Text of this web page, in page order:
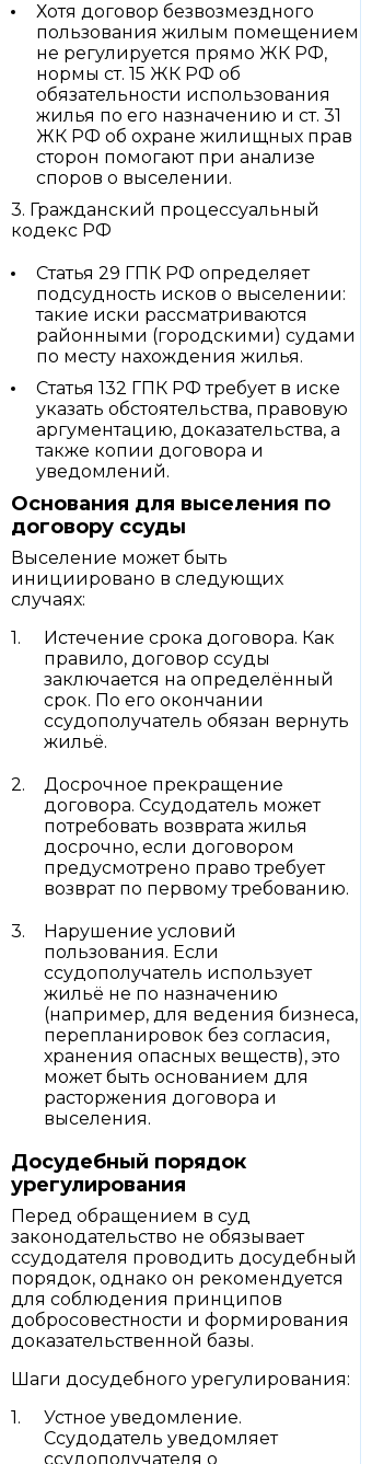
Хотя договор безвозмездного
пользования жилым помещением
не регулируется прямо ЖК РФ,
нормы ст. 15 ЖК РФ об
обязательности использования
жилья по его назначению и ст. 31
ЖК РФ об охране жилищных прав
сторон помогают при анализе
споров о выселении.
3. Гражданский процессуальный
кодекс РФ
Статья 29 ГПК РФ определяет
подсудность исков о выселении:
такие иски рассматриваются
районными (городскими) судами
по месту нахождения жилья.
Статья 132 ГПК РФ требует в иске
указать обстоятельства, правовую
аргументацию, доказательства, а
также копии договора и
уведомлений.
Основания для выселения по
договору ссуды
Выселение может быть
инициировано в следующих
случаях:
Истечение срока договора. Как
правило, договор ссуды
заключается на определённый
срок. По его окончании
ссудополучатель обязан вернуть
жильё.
Досрочное прекращение
договора. Ссудодатель может
потребовать возврата жилья
досрочно, если договором
предусмотрено право требует
возврат по первому требованию.
Нарушение условий
пользования. Если
ссудополучатель использует
жильё не по назначению
(например, для ведения бизнеса,
перепланировок без согласия,
хранения опасных веществ), это
может быть основанием для
расторжения договора и
выселения.
Досудебный порядок
урегулирования
Перед обращением в суд
законодательство не обязывает
ссудодателя проводить досудебный
порядок, однако он рекомендуется
для соблюдения принципов
добросовестности и формирования
доказательственной базы.
Шаги досудебного урегулирования:
Устное уведомление.
Ссудодатель уведомляет
ссудополучателя о